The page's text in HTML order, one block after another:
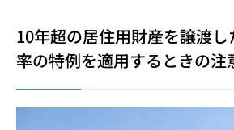
10年超の居住用財産を譲渡
率の特例を適用するときの注